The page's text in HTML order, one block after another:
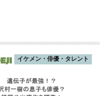
イケメン・俳優・タレント